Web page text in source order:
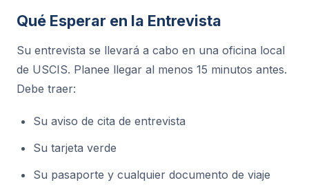
Qué Esperar en la Entrevista
Su entrevista se llevará a cabo en una oficina local
de USCIS. Planee llegar al menos 15 minutos antes.
Debe traer:
Su aviso de cita de entrevista
Su tarjeta verde
Su pasaporte y cualquier documento de viaje